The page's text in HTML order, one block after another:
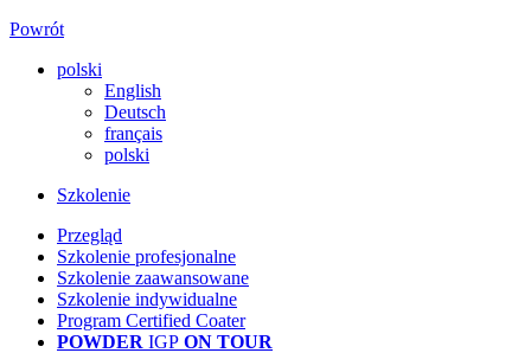
Powrót
polski
English
Deutsch
français
polski
Szkolenie
Przegląd
Szkolenie profesjonalne
Szkolenie zaawansowane
Szkolenie indywidualne
Program Certified Coater
POWDER IGP ON TOUR